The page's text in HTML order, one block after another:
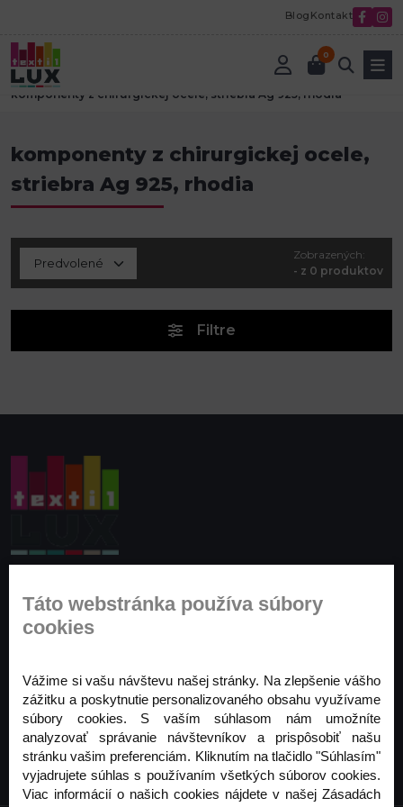
Blog Kontakt
0
Úvod
komponenty z chirurgickej ocele, striebra Ag 925, rhodia
komponenty z chirurgickej ocele,
striebra Ag 925, rhodia
Zobrazených:
- z 0 produktov
Filtre
Prihláste sa na odber noviniek
Buďte prvý, kto to vie. Zaregistrujte sa na odber
Odoberať
Táto webstránka používa súbory
cookies
Vážime si vašu návštevu našej stránky. Na zlepšenie vášho
zážitku a poskytnutie personalizovaného obsahu využívame
súbory cookies. S vaším súhlasom nám umožníte
analyzovať správanie návštevníkov a prispôsobiť našu
stránku vašim preferenciám. Kliknutím na tlačidlo "Súhlasím"
vyjadrujete súhlas s používaním všetkých súborov cookies.
Viac informácií o našich cookies nájdete v našej Zásadách